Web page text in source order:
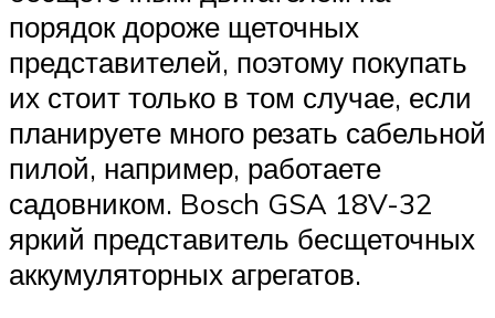
порядок дороже щеточных
представителей, поэтому покупать
их стоит только в том случае, если
планируете много резать сабельной
пилой, например, работаете
садовником. Bosch GSA 18V-32
яркий представитель бесщеточных
аккумуляторных агрегатов.